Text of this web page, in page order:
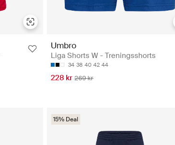
Umbro
Liga Shorts W - Treningsshorts
34 38 40 42 44
228 kr 269 kr
15% Deal